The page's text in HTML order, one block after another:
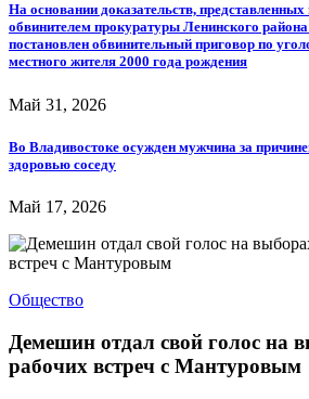
На основании доказательств,
обвинителем прокуратуры Ленинского
постановлен обвинительный приговор по
местного жителя 2000 года рождения
Май 31, 2026
Во Владивостоке осужден мужчина за
здоровью соседу
Май 17, 2026
Общество
Демешин отдал свой голос на
рабочих встреч с Мантуровым